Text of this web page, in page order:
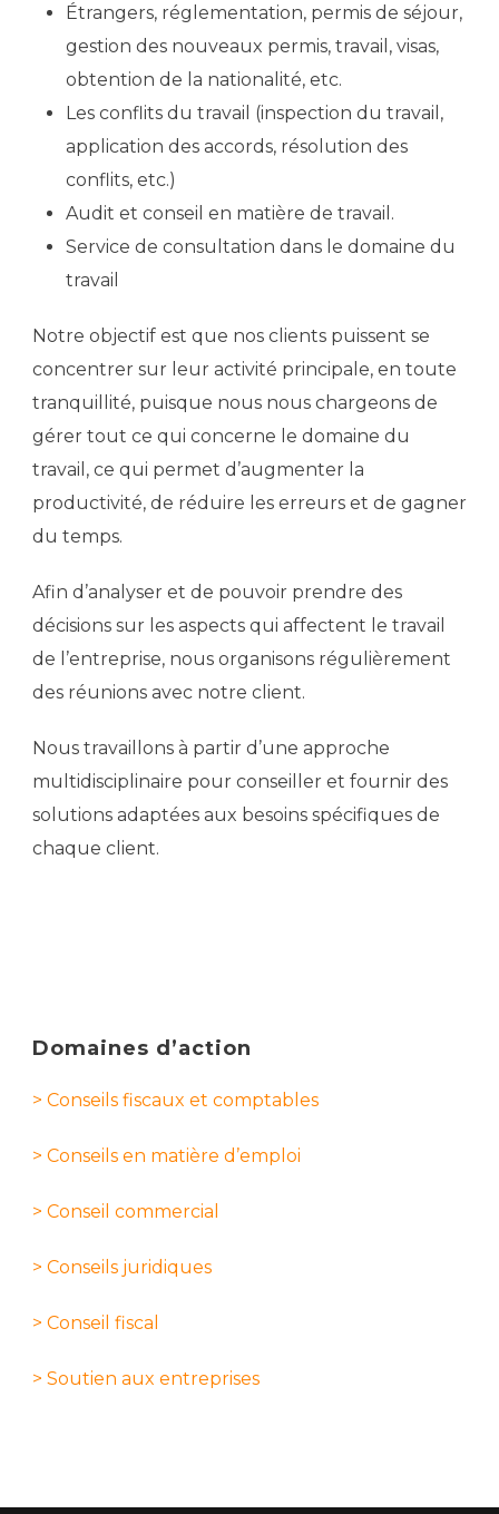
Étrangers, réglementation, permis de séjour,
gestion des nouveaux permis, travail, visas,
obtention de la nationalité, etc.
Les conflits du travail (inspection du travail,
application des accords, résolution des
conflits, etc.)
Audit et conseil en matière de travail.
Service de consultation dans le domaine du
travail
Notre objectif est que nos clients puissent se
concentrer sur leur activité principale, en toute
tranquillité, puisque nous nous chargeons de
gérer tout ce qui concerne le domaine du
travail, ce qui permet d’augmenter la
productivité, de réduire les erreurs et de gagner
du temps.
Afin d’analyser et de pouvoir prendre des
décisions sur les aspects qui affectent le travail
de l’entreprise, nous organisons régulièrement
des réunions avec notre client.
Nous travaillons à partir d’une approche
multidisciplinaire pour conseiller et fournir des
solutions adaptées aux besoins spécifiques de
chaque client.
Domaines d’action
> Conseils fiscaux et comptables
> Conseils en matière d’emploi
> Conseil commercial
> Conseils juridiques
> Conseil fiscal
> Soutien aux entreprises